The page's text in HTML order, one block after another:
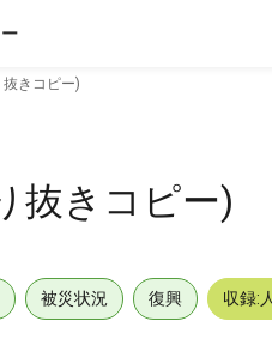
きコピー)
抜きコピー)
被災状況 復興 収録: